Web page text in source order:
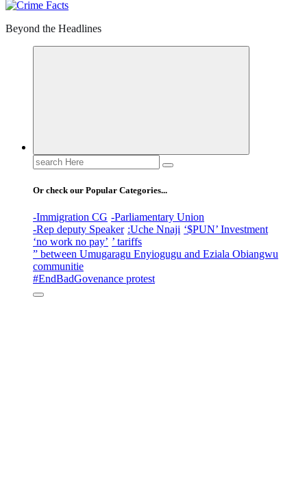
Beyond the Headlines
Search
for:
Or check our Popular Categories...
-Immigration CG -Parliamentary Union
-Rep deputy Speaker :Uche Nnaji ‘$PUN’ Investment
‘no work no pay’ ’ tariffs
” between Umugaragu Enyiogugu and Eziala Obiangwu
communitie
#EndBadGovenance protest